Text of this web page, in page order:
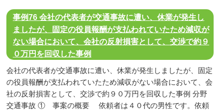
事例76 会社の代表者が交通事故に遭い、休業が発生し
ましたが、固定の役員報酬が支払われていたため減収が
ない場合において、会社の反射損害として、交渉で約９
０万円を回収した事例
会社の代表者が交通事故に遭い、休業が発生しましたが、固定
の役員報酬が支払われていたため減収がない場合において、会
社の反射損害として、交渉で約９０万円を回収した事例 分野
交通事故 ① 事案の概要 依頼者は４０代の男性です。依頼